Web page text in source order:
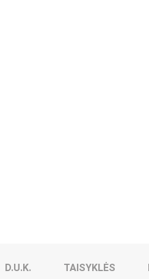
D.U.K. TAISYKLĖS